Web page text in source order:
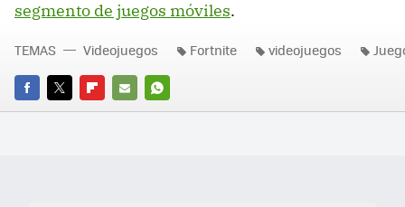
segmento de juegos móviles.
FACEBOOK
TWITTERFLIPBOARD
E-
WHATSAPP
TEMAS Videojuegos Fortnite videojuegos